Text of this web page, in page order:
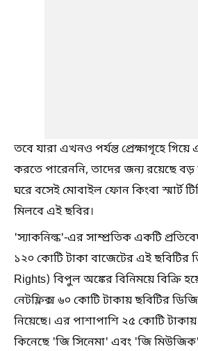
তবে যারা এখনও পর্যন্ত প্রেক্ষাগৃহে
করতে পারেননি, তাদের জন্য রয়েছে
ঘরে বসেই মোবাইল ফোন কিংবা স্মার্ট
মিলবে এই ছবির।
'স্যাকনিল্ক'-এর সাম্প্রতিক একটি
১২০ কোটি টাকা বাজেটের এই ছবিটির
Rights) বিপুল অঙ্কের বিনিময়ে বিক্রি
নেটফ্লিক্স ৬০ কোটি টাকায় ছবিটির
নিয়েছে। এর পাশাপাশি ২৫ কোটি টাকায়
কিনেছে 'জি সিনেমা' এবং 'জি